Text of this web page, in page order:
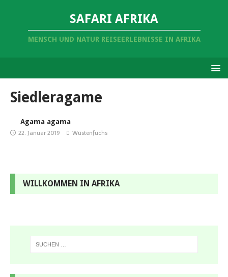
SAFARI AFRIKA
MENSCH UND NATUR REISEERLEBNISSE IN AFRIKA
Siedleragame
Agama agama
22. Januar 2019 Wüstenfuchs
WILLKOMMEN IN AFRIKA